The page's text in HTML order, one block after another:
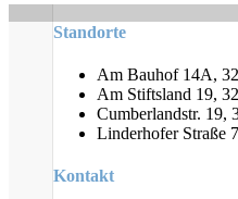
Standorte
Am Bauhof 14A,
Am Stiftsland 19,
Cumberlandstr. 19,
Linderhofer Straße
Kontakt